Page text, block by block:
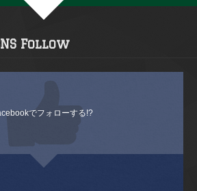
Follow
でフォローする!?